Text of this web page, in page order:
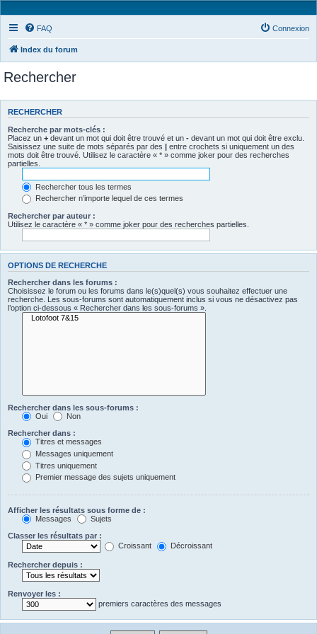
FAQ Connexion
Index du forum
Rechercher
RECHERCHER
Recherche par mots-clés :
Placez un + devant un mot qui doit être trouvé et un - devant un mot qui doit être exclu.
Saisissez une suite de mots séparés par des | entre crochets si uniquement un des
mots doit être trouvé. Utilisez le caractère « * » comme joker pour des recherches
partielles.
Rechercher tous les termes
Rechercher n’importe lequel de ces termes
Rechercher par auteur :
Utilisez le caractère « * » comme joker pour des recherches partielles.
OPTIONS DE RECHERCHE
Rechercher dans les forums :
Choisissez le forum ou les forums dans le(s)quel(s) vous souhaitez effectuer une
recherche. Les sous-forums sont automatiquement inclus si vous ne désactivez pas
l’option ci-dessous « Rechercher dans les sous-forums ».
Rechercher dans les sous-forums :
Oui
Non
Rechercher dans :
Titres et messages
Messages uniquement
Titres uniquement
Premier message des sujets uniquement
Afficher les résultats sous forme de :
Messages
Sujets
Classer les résultats par :
Croissant
Décroissant
Rechercher depuis :
Renvoyer les :
premiers caractères des messages